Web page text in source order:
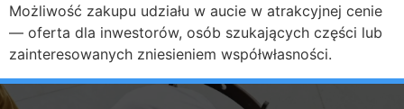
Możliwość zakupu udziału w aucie w atrakcyjnej cenie
— oferta dla inwestorów, osób szukających części lub
zainteresowanych zniesieniem współwłasności.